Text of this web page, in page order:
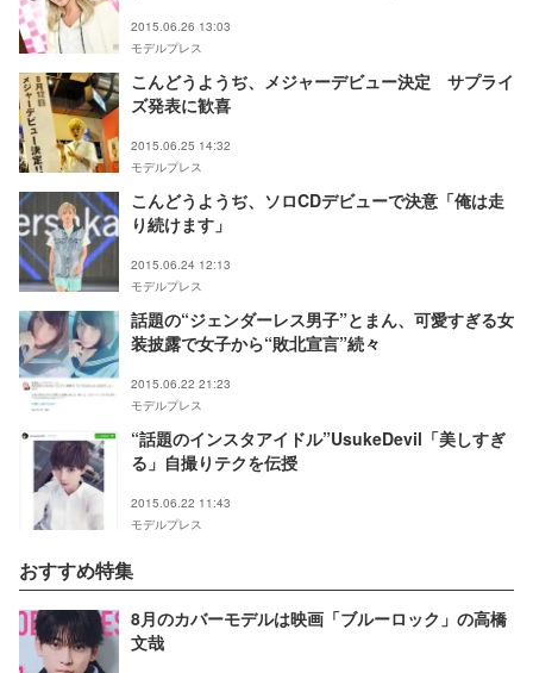
2015.06.26 13:03
モデルプレス
こんどうようぢ、メジャーデビュー決定 サプライ
ズ発表に歓喜
2015.06.25 14:32
モデルプレス
こんどうようぢ、ソロCDデビューで決意「俺は走
り続けます」
2015.06.24 12:13
モデルプレス
話題の“ジェンダーレス男子”とまん、可愛すぎる女
装披露で女子から“敗北宣言”続々
2015.06.22 21:23
モデルプレス
“話題のインスタアイドル”UsukeDevil「美しすぎ
る」自撮りテクを伝授
2015.06.22 11:43
モデルプレス
おすすめ特集
8月のカバーモデルは映画「ブルーロック」の高橋
文哉